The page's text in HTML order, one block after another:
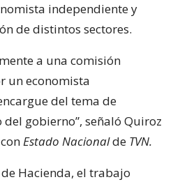
independiente y
de distintos sectores.
a una comisión
un economista
del tema de
gobierno”, señaló Quiroz
Estado Nacionalde TVN.
Hacienda, el trabajo